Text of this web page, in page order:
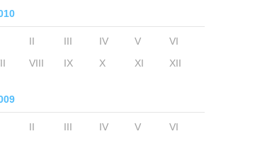
II III IV V
VI
VIII IX X XI XII
II III IV V
VI